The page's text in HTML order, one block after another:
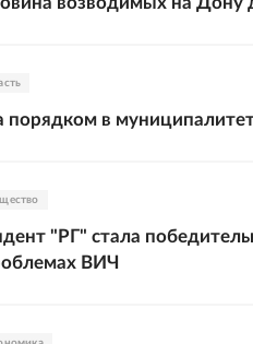
порядком в
"РГ" стала
ВИЧ